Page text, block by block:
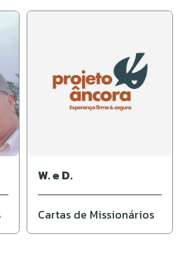
W. e D.
Cartas de Missionários